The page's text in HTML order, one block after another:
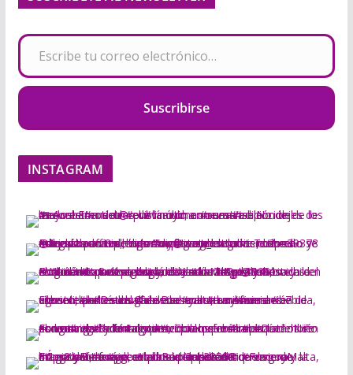
Escribe tu correo electrónico…
Suscribirse
INSTAGRAM